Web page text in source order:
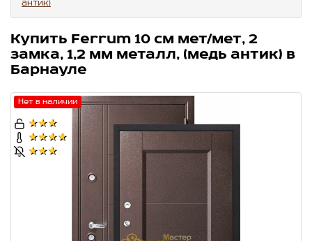
антик)
Купить Ferrum 10 см мет/мет, 2
замка, 1,2 мм металл, (медь антик) в
Барнауле
Нет в наличии
★★★
★★★★
★★★